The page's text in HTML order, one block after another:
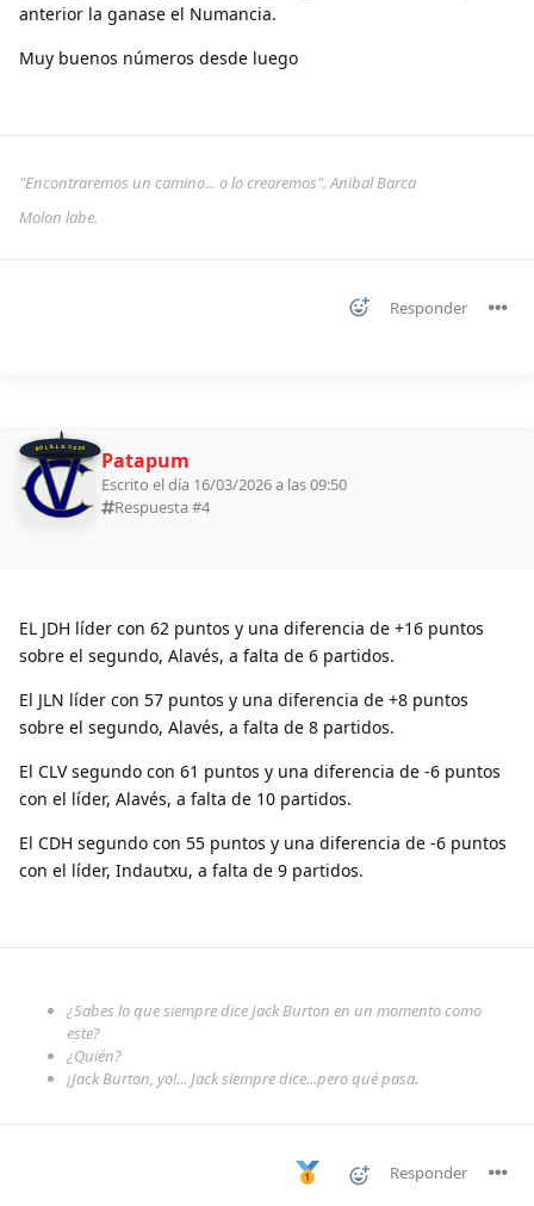
anterior la ganase el Numancia.
Muy buenos números desde luego
"Encontraremos un camino... o lo crearemos". Anibal Barca
Molon labe.
Responder
BOLILLA 2026 Patapum
Escrito el día 16/03/2026 a las 09:50
Respuesta #4
EL JDH líder con 62 puntos y una diferencia de +16 puntos
sobre el segundo, Alavés, a falta de 6 partidos.
El JLN líder con 57 puntos y una diferencia de +8 puntos
sobre el segundo, Alavés, a falta de 8 partidos.
El CLV segundo con 61 puntos y una diferencia de -6 puntos
con el líder, Alavés, a falta de 10 partidos.
El CDH segundo con 55 puntos y una diferencia de -6 puntos
con el líder, Indautxu, a falta de 9 partidos.
¿Sabes lo que siempre dice Jack Burton en un momento como
este?
¿Quién?
¡Jack Burton, yo!... Jack siempre dice...pero qué pasa.
Responder